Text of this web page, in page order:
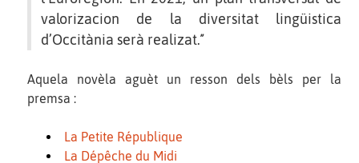
valorizacion de la diversitat lingüistica
d’Occitània serà realizat.ʼʼ
Aquela novèla aguèt un resson dels bèls per la
premsa :
La Petite République
La Dépêche du Midi